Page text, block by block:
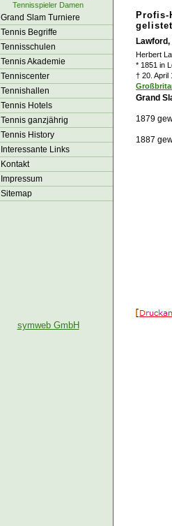
Profis-
Herbert
* 1851 in
† 20. April
Grand
1879
1887
Tennisspieler Damen
Grand Slam Turniere
Tennis Begriffe
Tennisschulen
Tennis Akademie
Tenniscenter
Tennishallen
Tennis Hotels
Tennis ganzjährig
Tennis History
Interessante Links
Kontakt
Impressum
Sitemap
symweb GmbH